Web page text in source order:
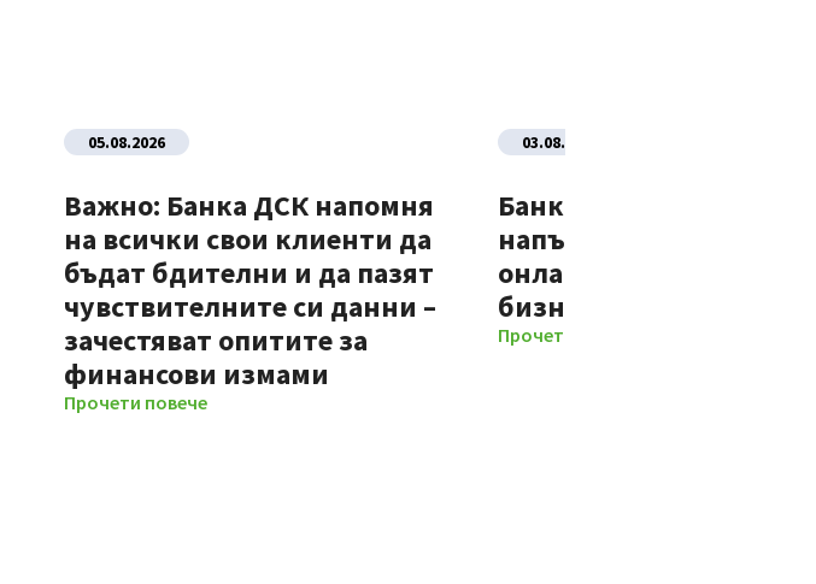
05.08.2026
Важно: Банка ДСК напомня
на всички свои клиенти да
бъдат бдителни и да пазят
чувствителните си данни –
зачестяват опитите за
финансови измами
Прочети повече
03.08.2026
Банка ДСК стартира
напълно
онлайн процес за нови
бизнес клиенти
Прочети повече